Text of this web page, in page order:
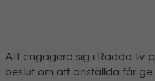
Att engagera sig i Rädda liv
beslut om att anställda får